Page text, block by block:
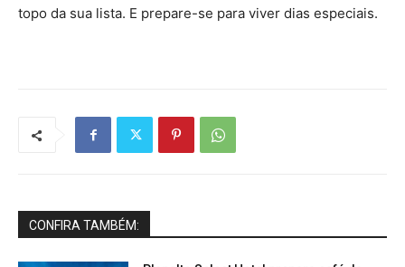
topo da sua lista. E prepare-se para viver dias especiais.
CONFIRA TAMBÉM: